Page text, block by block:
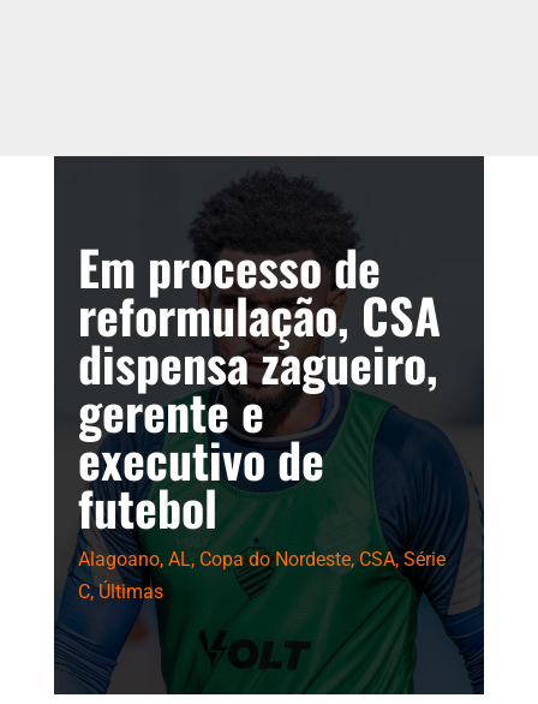
Em processo de
reformulação, CSA
dispensa zagueiro,
gerente e
executivo de
futebol
Alagoano, AL, Copa do Nordeste,CSA,Série
C,Últimas